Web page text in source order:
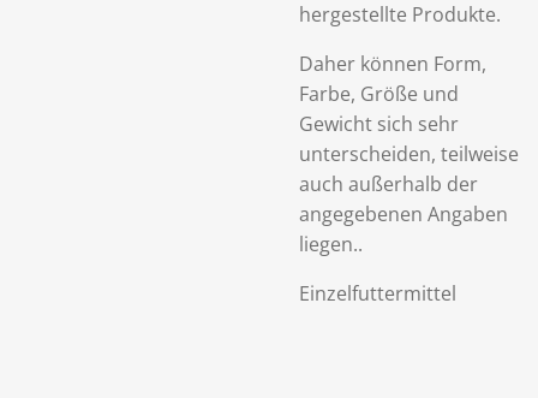
hergestellte Produkte.
Daher können Form,
Farbe, Größe und
Gewicht sich sehr
unterscheiden, teilweise
auch außerhalb der
angegebenen Angaben
liegen..
Einzelfuttermittel